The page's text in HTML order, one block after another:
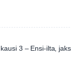
3 – Ensi-ilta,